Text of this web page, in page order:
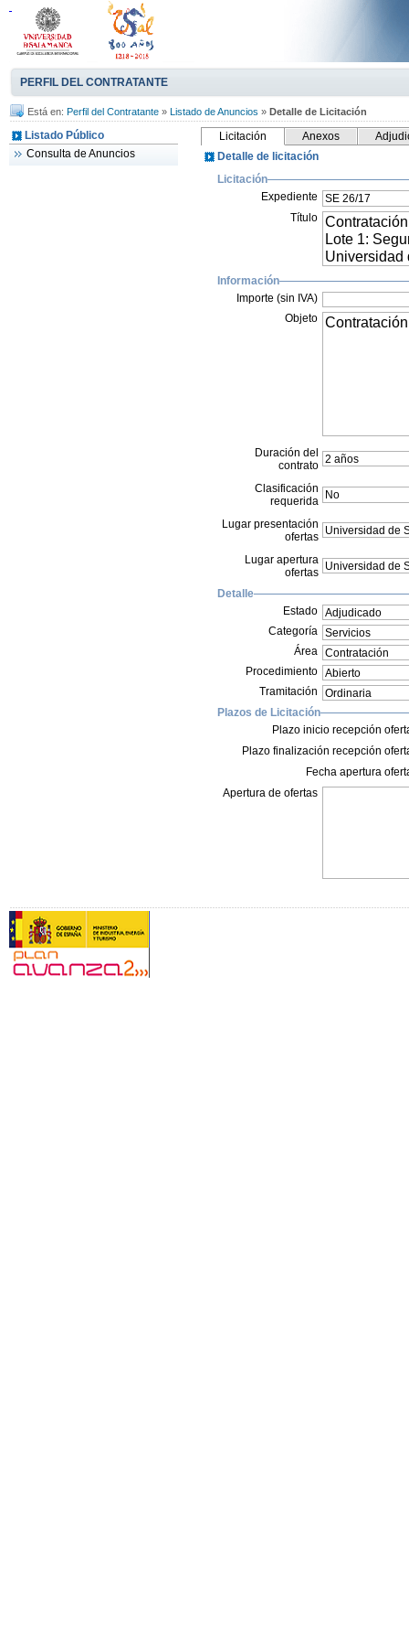
PERFIL DEL CONTRATANTE
Está en: Perfil del Contratante » Listado de Anuncios » Detalle de Licitación
Listado Público
Consulta de Anuncios
Licitación Anexos
Detalle de licitación
Licitación
Expediente
Título
Información
Importe (sin IVA)
Objeto
Duración del
contrato
Clasificación
requerida
Lugar presentación
ofertas
Lugar apertura
ofertas
Detalle
Estado
Categoría
Área
Procedimiento
Tramitación
Plazos de Licitación
Plazo inicio recepción
Plazo finalización recepción
Fecha apertura
Apertura de ofertas